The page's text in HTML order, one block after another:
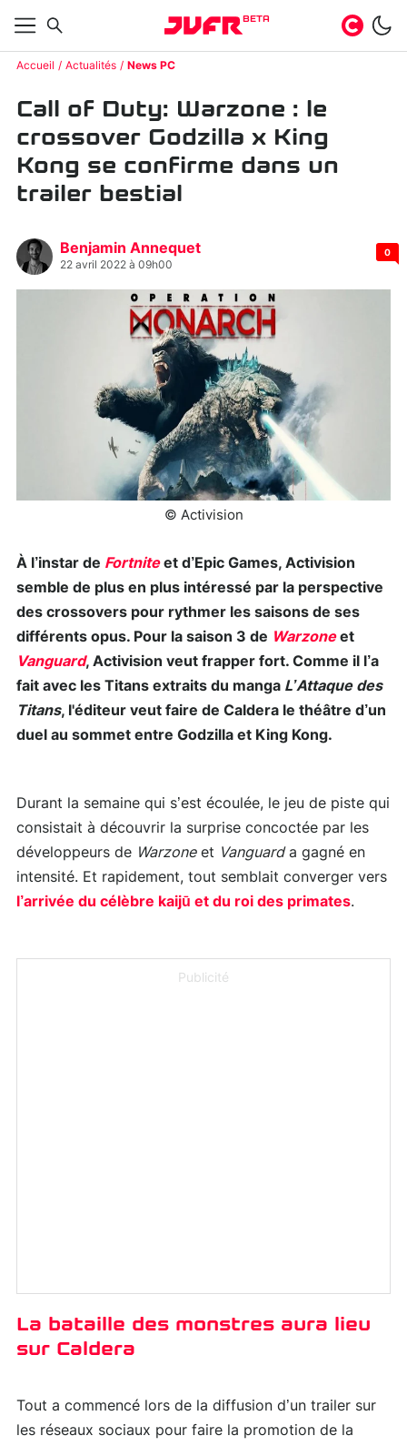
BETA
Accueil Actualités News PC
Call of Duty: Warzone : le
crossover Godzilla x King
Kong se confirme dans un
trailer bestial
Benjamin Annequet
22 avril 2022 à 09h00
0
© Activision
À l’instar de Fortniteet d’Epic Games, Activision
semble de plus en plus intéressé par la perspective
des crossovers pour rythmer les saisons de ses
différents opus. Pour la saison 3 de Warzoneet
Vanguard, Activision veut frapper fort. Comme il l’a
fait avec les Titans extraits du manga L’Attaque des
Titans, l'éditeur veut faire de Caldera le théâtre d’un
duel au sommet entre Godzilla et King Kong.
Durant la semaine qui s’est écoulée, le jeu de piste qui
consistait à découvrir la surprise concoctée par les
développeurs de Warzoneet Vanguarda gagné en
intensité. Et rapidement, tout semblait converger vers
l’arrivée du célèbre kaijū et du roi des primates.
Publicité
La bataille des monstres aura lieu
sur Caldera
Tout a commencé lors de la diffusion d’un trailer sur
les réseaux sociaux pour faire la promotion de la